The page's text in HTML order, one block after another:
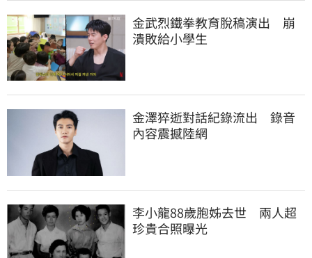
金武烈鐵拳教育脫稿演出　崩
潰敗給小學生
金澤猝逝對話紀錄流出　錄音
內容震撼陸網
李小龍88歲胞姊去世　兩人超
珍貴合照曝光